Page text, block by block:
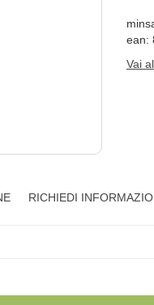
ean:
Vai
RICHIEDI